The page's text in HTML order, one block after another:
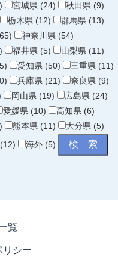
宮城県 (24)
秋田県 (9)
栃木県 (12)
群馬県 (13)
神奈川県 (54)
福井県 (5)
山梨県 (11)
愛知県 (50)
三重県 (11)
兵庫県 (21)
奈良県 (9)
岡山県 (19)
広島県 (24)
愛媛県 (10)
高知県 (6)
熊本県 (11)
大分県 (5)
海外 (5)
覧
リシー